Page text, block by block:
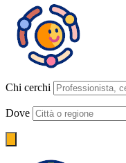
Chi cerchi
Dove